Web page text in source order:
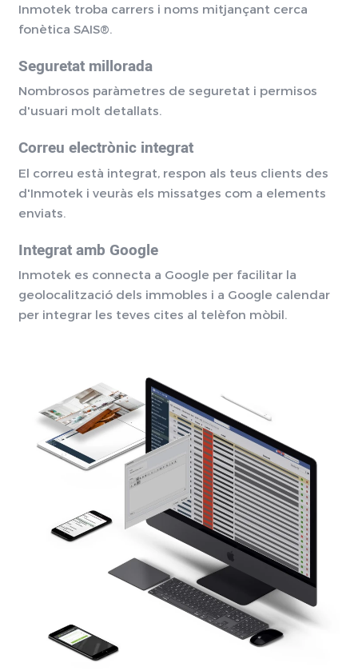
Inmotek troba carrers i noms mitjançant cerca
fonètica SAIS®.
Seguretat millorada
Nombrosos paràmetres de seguretat i permisos
d'usuari molt detallats.
Correu electrònic integrat
El correu està integrat, respon als teus clients des
d'Inmotek i veuràs els missatges com a elements
enviats.
Integrat amb Google
Inmotek es connecta a Google per facilitar la
geolocalització dels immobles i a Google calendar
per integrar les teves cites al telèfon mòbil.